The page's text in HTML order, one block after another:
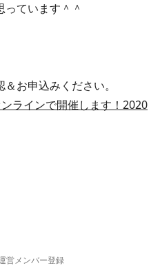
ています＾＾
お申込みください。
ラインで開催します！2020
営メンバー登録